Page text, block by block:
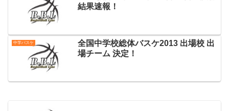
結果速報！
中学バスケ
全国中学校総体バスケ2013 出場校 出
場チーム 決定！